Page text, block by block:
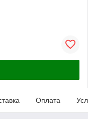
Оплата